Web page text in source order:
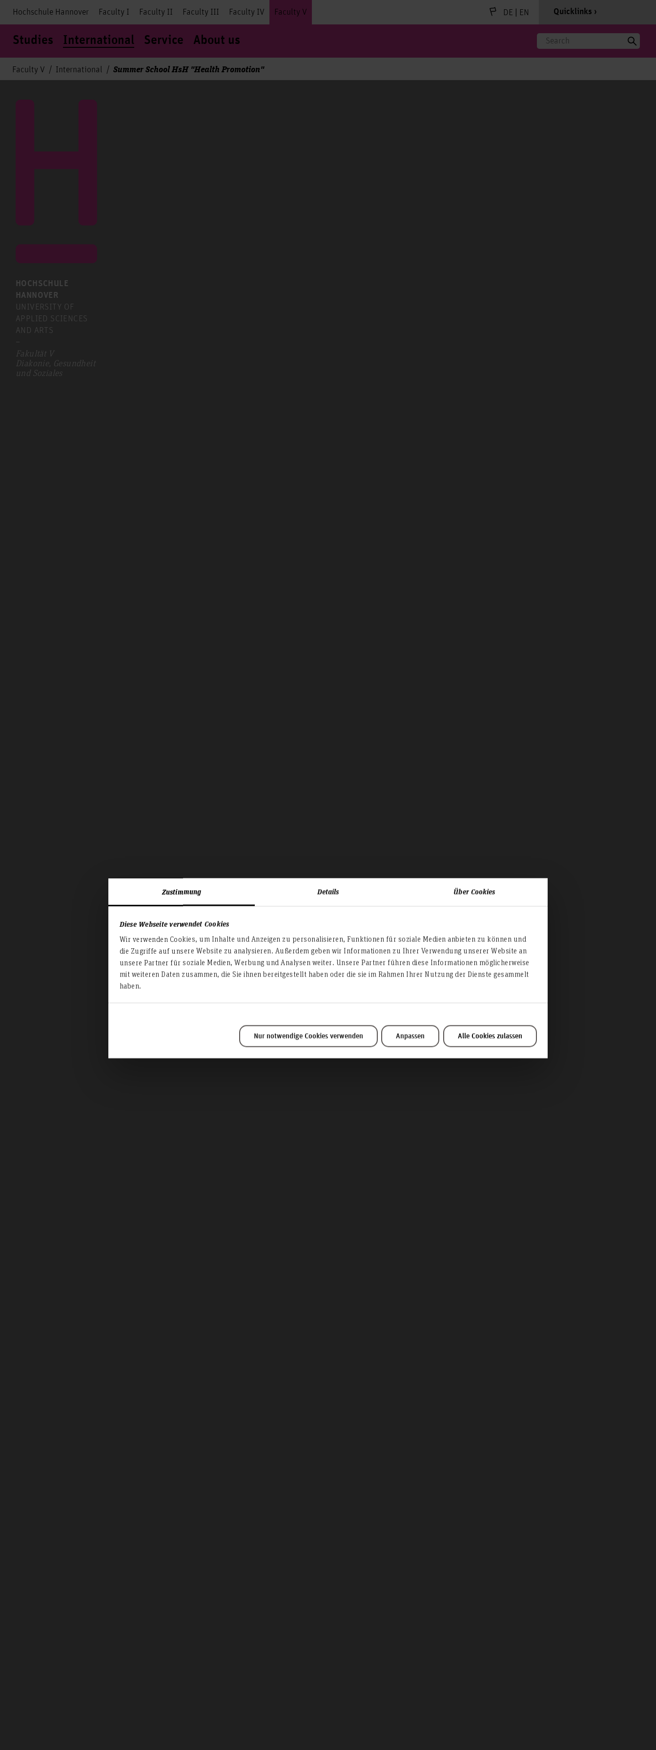
Zustimmung Details Über Cookies
Diese Webseite verwendet Cookies
Wir verwenden Cookies, um Inhalte und Anzeigen zu personalisieren, Funktionen für soziale Medien anbieten zu können und
die Zugriffe auf unsere Website zu analysieren. Außerdem geben wir Informationen zu Ihrer Verwendung unserer Website an
unsere Partner für soziale Medien, Werbung und Analysen weiter. Unsere Partner führen diese Informationen möglicherweise
mit weiteren Daten zusammen, die Sie ihnen bereitgestellt haben oder die sie im Rahmen Ihrer Nutzung der Dienste gesammelt
haben.
Nur notwendige Cookies verwenden Anpassen Alle Cookies zulassen
Hochschule Hannover Faculty I Faculty II Faculty III Faculty IV Faculty V DE | EN Quicklinks
Studies International Service About us Search
Faculty V International Summer School HsH "Health Promotion"
HOCHSCHULE
HANNOVER
UNIVERSITY OF
APPLIED SCIENCES
AND ARTS
–
Fakultät V
Diakonie, Gesundheit
und Soziales
International Summer
School